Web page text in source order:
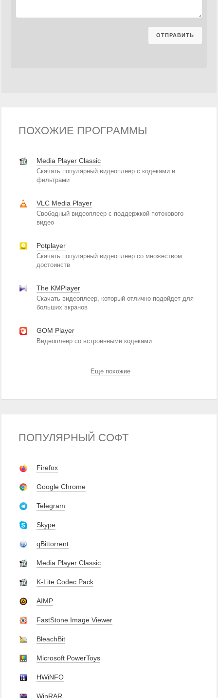
ПОХОЖИЕ ПРОГРАММЫ
Media Player Classic
Скачать популярный видеоплеер с кодеками и
фильтрами
VLC Media Player
Свободный видеоплеер с поддержкой потокового
видео
Potplayer
Скачать популярный видеоплеер со множеством
достоинств
The KMPlayer
Скачать видеоплеер, который отлично подойдет для
больших экранов
GOM Player
Видеоплеер со встроенными кодеками
Еще похожие
ПОПУЛЯРНЫЙ СОФТ
Firefox
Google Chrome
Telegram
Skype
qBittorrent
Media Player Classic
K-Lite Codec Pack
AIMP
FastStone Image Viewer
BleachBit
Microsoft PowerToys
HWiNFO
WinRAR